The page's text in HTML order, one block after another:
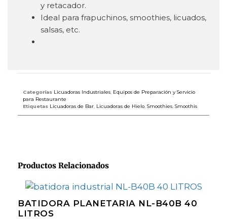
y retacador.
Ideal para frapuchinos, smoothies, licuados,
salsas, etc.
Categorías Licuadoras Industriales Equipos de Preparación y Servicio
para Restaurante
Etiquetas Licuadoras de Bar Licuadoras de Hielo Smoothies Smoothis
Productos Relacionados
BATIDORA PLANETARIA NL-B40B 40
LITROS